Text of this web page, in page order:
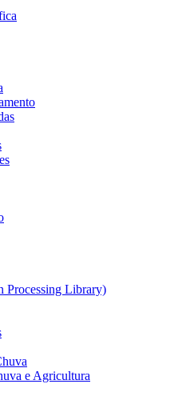
Processing Library)
e Agricultura